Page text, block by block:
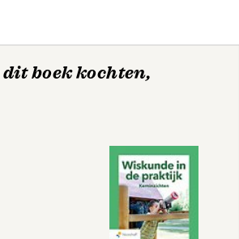
boek kochten,